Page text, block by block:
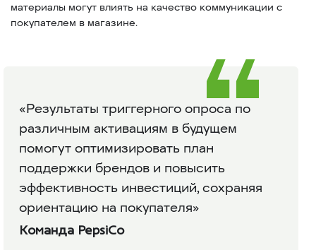
материалы могут влиять на качество коммуникации с
покупателем в магазине.
«Результаты триггерного опроса по
различным активациям в будущем
помогут оптимизировать план
поддержки брендов и повысить
эффективность инвестиций, сохраняя
ориентацию на покупателя»
Команда PepsiCo